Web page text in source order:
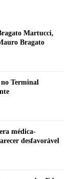
Martucci,
Bragato
Terminal
médica-
desfavorável